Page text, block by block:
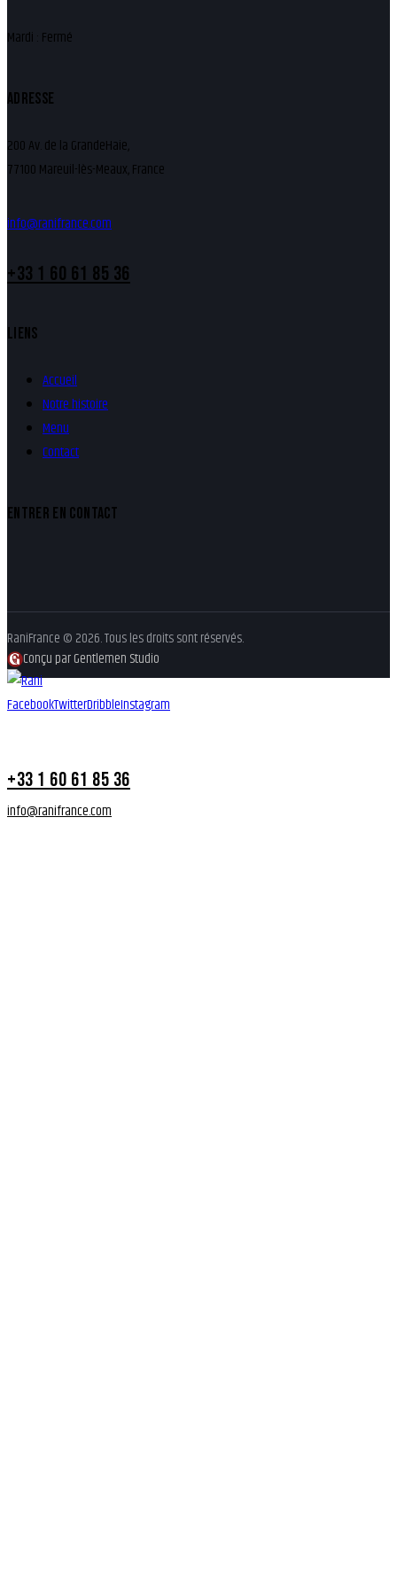
Mardi : Fermé
ADRESSE
200 Av. de la GrandeHaie,
77100 Mareuil-lès-Meaux, France
info@ranifrance.com
+33 1 60 61 85 36
LIENS
Accueil
Notre histoire
Menu
Contact
ENTRER EN CONTACT
RaniFrance © 2026. Tous les droits sont réservés.
Conçu par Gentlemen Studio
FacebookTwitterDribbleInstagram
+33 1 60 61 85 36
info@ranifrance.com